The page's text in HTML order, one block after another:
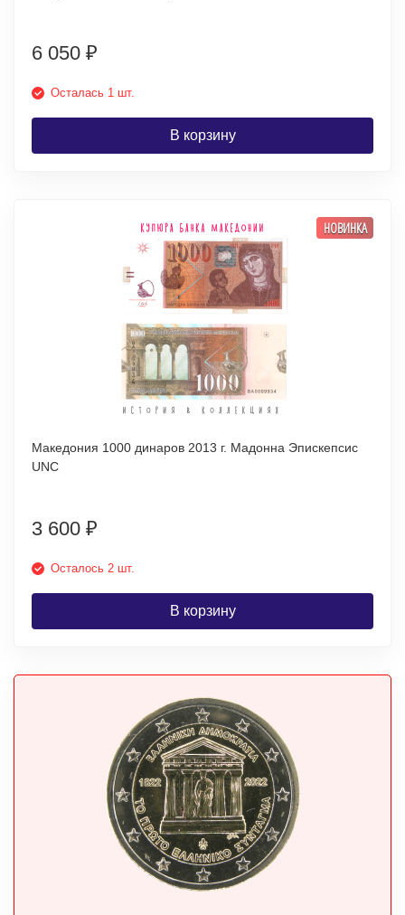
6 050 ₽
Осталась 1 шт.
В корзину
НОВИНКА
Македония 1000 динаров 2013 г. Мадонна Эпискепсис
UNC
3 600 ₽
Осталось 2 шт.
В корзину